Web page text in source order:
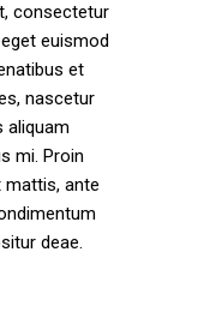
consectetur
euismod
et
nascetur
aliquam
mi. Proin
mattis, ante
deae.